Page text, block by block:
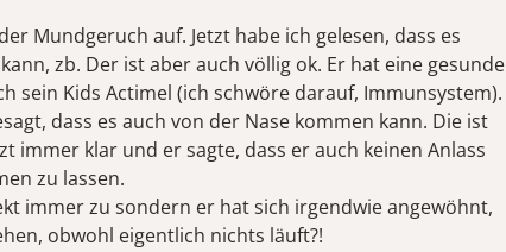
Mundgeruch auf. Jetzt habe ich gelesen, dass es
zb. Der ist aber auch völlig ok. Er hat eine gesunde
sein Kids Actimel (ich schwöre darauf, Immunsystem).
dass es auch von der Nase kommen kann. Die ist
immer klar und er sagte, dass er auch keinen Anlass
zu lassen.
immer zu sondern er hat sich irgendwie angewöhnt,
obwohl eigentlich nichts läuft?!